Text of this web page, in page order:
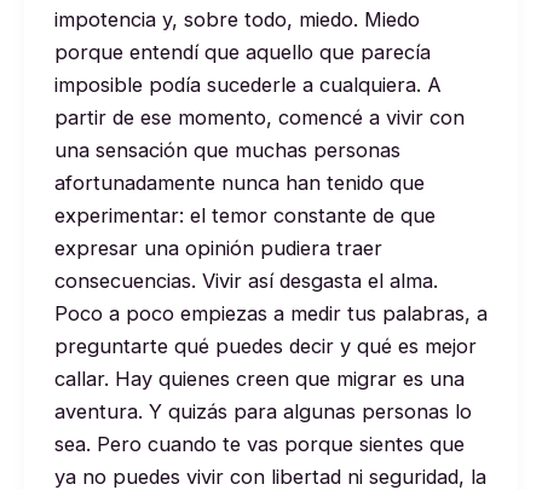
impotencia y, sobre todo, miedo. Miedo
porque entendí que aquello que parecía
imposible podía sucederle a cualquiera. A
partir de ese momento, comencé a vivir con
una sensación que muchas personas
afortunadamente nunca han tenido que
experimentar: el temor constante de que
expresar una opinión pudiera traer
consecuencias. Vivir así desgasta el alma.
Poco a poco empiezas a medir tus palabras, a
preguntarte qué puedes decir y qué es mejor
callar. Hay quienes creen que migrar es una
aventura. Y quizás para algunas personas lo
sea. Pero cuando te vas porque sientes que
ya no puedes vivir con libertad ni seguridad, la